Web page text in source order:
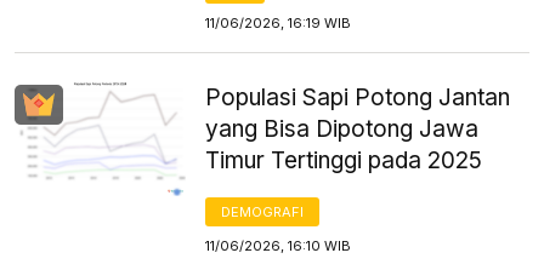
11/06/2026, 16:19 WIB
Populasi Sapi Potong Jantan
yang Bisa Dipotong Jawa
Timur Tertinggi pada 2025
DEMOGRAFI
11/06/2026, 16:10 WIB